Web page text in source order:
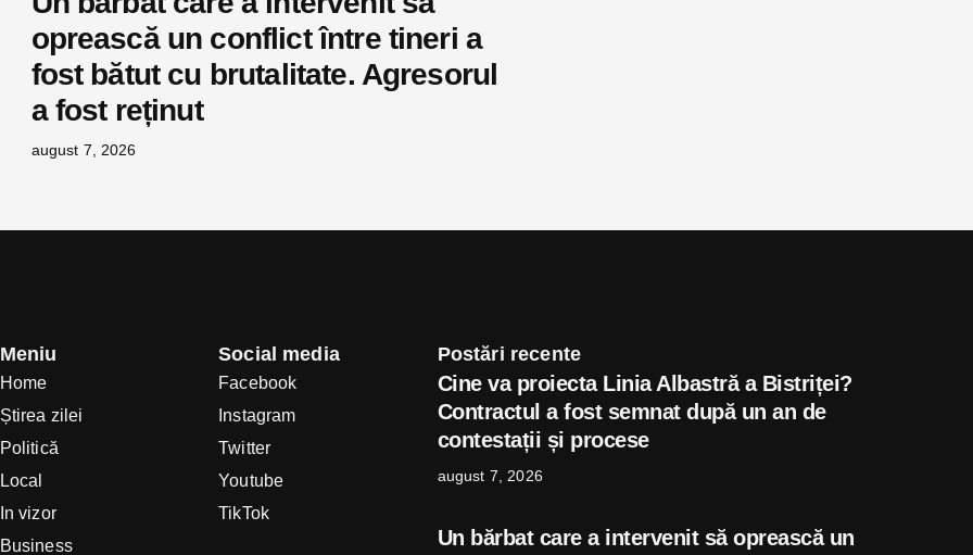
oprească un conflict între tineri a
fost bătut cu brutalitate. Agresorul
a fost reținut
august 7, 2026
Meniu
Home
Știrea zilei
Politică
Local
In vizor
Business
Social media
Facebook
Instagram
Twitter
Youtube
TikTok
Postări recente
Cine va proiecta Linia Albastră a Bistriței?
Contractul a fost semnat după un an de
contestații și procese
august 7, 2026
Un bărbat care a intervenit să oprească un